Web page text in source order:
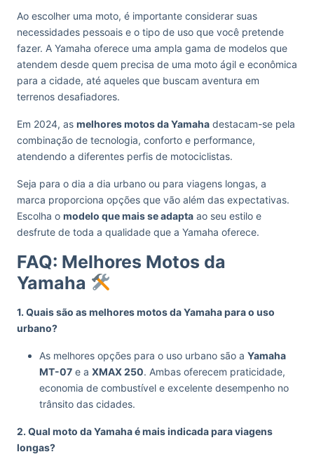
Ao escolher uma moto, é importante considerar suas
necessidades pessoais e o tipo de uso que você pretende
fazer. A Yamaha oferece uma ampla gama de modelos que
atendem desde quem precisa de uma moto ágil e econômica
para a cidade, até aqueles que buscam aventura em
terrenos desafiadores.
Em 2024, as melhores motos da Yamaha destacam-se pela
combinação de tecnologia, conforto e performance,
atendendo a diferentes perfis de motociclistas.
Seja para o dia a dia urbano ou para viagens longas, a
marca proporciona opções que vão além das expectativas.
Escolha o modelo que mais se adapta ao seu estilo e
desfrute de toda a qualidade que a Yamaha oferece.
FAQ: Melhores Motos da
Yamaha
1. Quais são as melhores motos da Yamaha para o uso
urbano?
As melhores opções para o uso urbano são a Yamaha
MT-07 e a XMAX 250. Ambas oferecem praticidade,
economia de combustível e excelente desempenho no
trânsito das cidades.
2. Qual moto da Yamaha é mais indicada para viagens
longas?